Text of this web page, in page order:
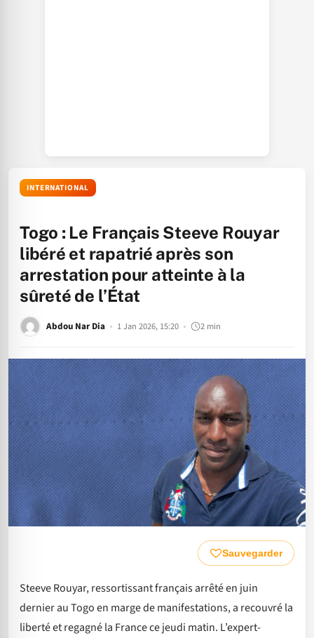
INTERNATIONAL
Togo : Le Français Steeve Rouyar
libéré et rapatrié après son
arrestation pour atteinte à la
sûreté de l’État
Abdou Nar Dia 1 Jan 2026, 15:20 2 min
Sauvegarder
Steeve Rouyar, ressortissant français arrêté en juin
dernier au Togo en marge de manifestations, a recouvré la
liberté et regagné la France ce jeudi matin. L’expert-